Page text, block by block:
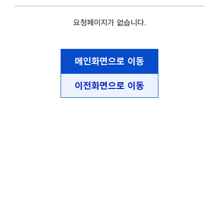
요청페이지가 없습니다.
메인화면으로 이동
이전화면으로 이동